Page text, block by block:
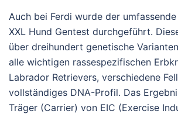
Auch bei Ferdi wurde der
XXL Hund Gentest durchgeführt.
über dreihundert genetische
alle wichtigen rassespezifischen
Labrador Retrievers, verschiedene
vollständiges DNA-Profil. Das
Träger (Carrier) von EIC (Exercise